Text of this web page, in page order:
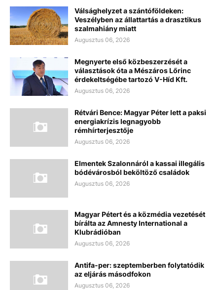
Válsághelyzet a szántóföldeken:
Veszélyben az állattartás a drasztikus
szalmahiány miatt
Augusztus 06, 2026
Megnyerte első közbeszerzését a
választások óta a Mészáros Lőrinc
érdekeltségébe tartozó V-Híd Kft.
Augusztus 06, 2026
Rétvári Bence: Magyar Péter lett a paksi
energiakrízis legnagyobb
rémhírterjesztője
Augusztus 06, 2026
Elmentek Szalonnáról a kassai illegális
bódévárosból beköltöző családok
Augusztus 06, 2026
Magyar Pétert és a közmédia vezetését
bírálta az Amnesty International a
Klubrádióban
Augusztus 06, 2026
Antifa-per: szeptemberben folytatódik
az eljárás másodfokon
Augusztus 06, 2026